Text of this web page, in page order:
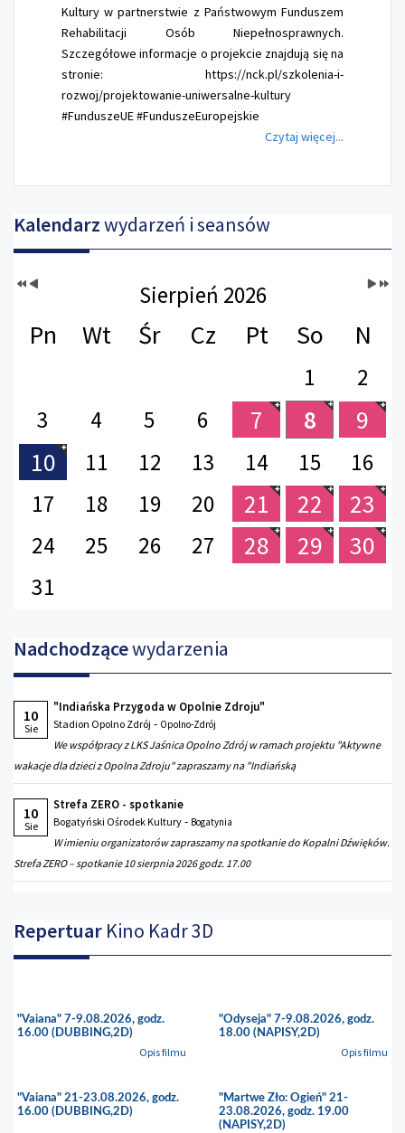
Kultury w partnerstwie z Państwowym Funduszem
Rehabilitacji Osób Niepełnosprawnych.
Szczegółowe informacje o projekcie znajdują się na
stronie: https://nck.pl/szkolenia-i-
rozwoj/projektowanie-uniwersalne-kultury
#FunduszeUE #FunduszeEuropejskie
Czytaj więcej...
Kalendarzwydarzeń i seansów
Sierpień 2026
Pn Wt Śr Cz Pt So N
1
2
3
4 5 6 7 8
9
10
11 12 13 14 15
16
17
18 19 20 21 22 23
24 25 26 27 28 29 30
31
Nadchodzącewydarzenia
10
Sie
"Indiańska Przygoda w Opolnie Zdroju"
Stadion Opolno Zdrój - Opolno-Zdrój
We współpracy z LKS Jaśnica Opolno Zdrój w ramach projektu "Aktywne
wakacje dla dzieci z Opolna Zdroju" zapraszamy na "Indiańską
10
Sie
Strefa ZERO - spotkanie
Bogatyński Ośrodek Kultury - Bogatynia
W imieniu organizatorów zapraszamy na spotkanie do Kopalni Dźwięków.
Strefa ZERO – spotkanie 10 sierpnia 2026 godz. 17.00
Repertuar Kino Kadr 3D
"Vaiana" 7-9.08.2026, godz.
16.00 (DUBBING,2D)
Opis filmu
"Odyseja" 7-9.08.2026, godz.
18.00 (NAPISY,2D)
Opis filmu
"Vaiana" 21-23.08.2026, godz.
16.00 (DUBBING,2D)
"Martwe Zło: Ogień" 21-
23.08.2026, godz. 19.00
(NAPISY,2D)